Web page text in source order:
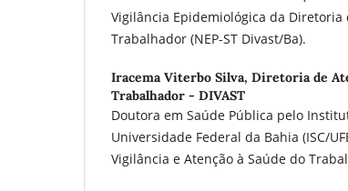
Vigilância Epidemiológica da Diretoria
Trabalhador (NEP-ST Divast/Ba).
Iracema Viterbo Silva, Diretoria de
Trabalhador - DIVAST
Doutora em Saúde Pública pelo
Universidade Federal da Bahia (ISC/
Vigilância e Atenção à Saúde do